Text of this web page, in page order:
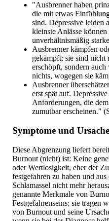
"Ausbrenner haben
die mit etwas
sind. Depressive leiden
kleinste Anlässe
unverhältnismäßig
Ausbrenner kämpfen
gekämpft; sie sind nicht
erschöpft, sondern
nichts, wogegen sie
Ausbrenner
erst spät auf.
Anforderungen, die
zumutbar erscheinen."
Symptome und
Diese Abgrenzung liefert
Burnout (nicht) ist: Keine
oder Wertlosigkeit, eher der
festgefahren zu haben und
Schlamassel nicht mehr
genannte Merkmale von
Festgefahrenseins; sie tragen
von Burnout und seine